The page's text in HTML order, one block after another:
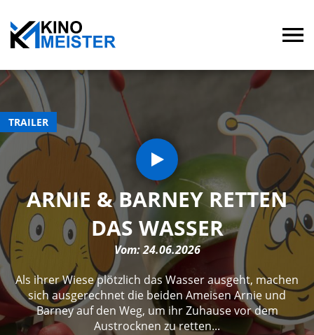
TRAILER
ARNIE & BARNEY RETTEN
DAS WASSER
Vom: 24.06.2026
Als ihrer Wiese plötzlich das Wasser ausgeht, machen
sich ausgerechnet die beiden Ameisen Arnie und
Barney auf den Weg, um ihr Zuhause vor dem
Austrocknen zu retten...